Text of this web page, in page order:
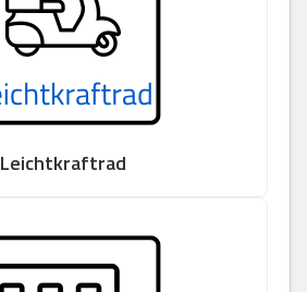
Leichtkraftrad